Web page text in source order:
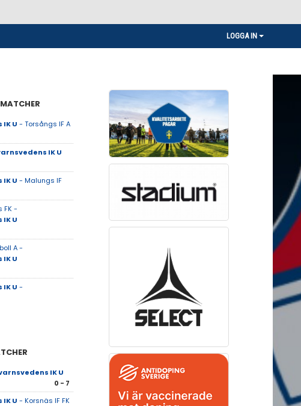
LOGGA IN
U - Torsångs IF A
IK U
U - Malungs IF
FK -
U
A -
U
U -
IK U
0 - 7
U - Korsnäs IF FK